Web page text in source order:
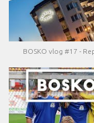
BOSKO vlog #17 -